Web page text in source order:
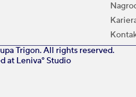
Trigon. All rights reserved.
at Leniva° Studio